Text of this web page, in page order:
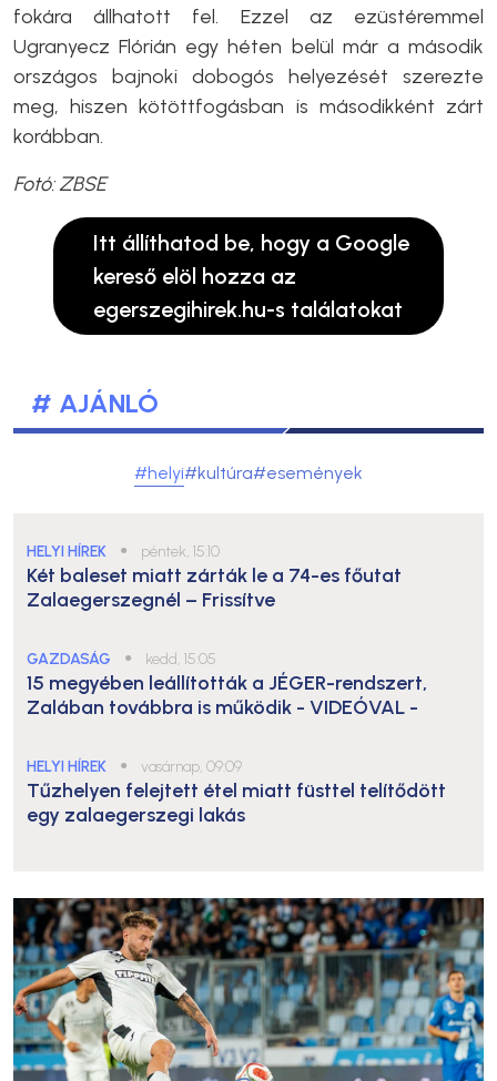
fokára állhatott fel. Ezzel az ezüstéremmel
Ugranyecz Flórián egy héten belül már a második
országos bajnoki dobogós helyezését szerezte
meg, hiszen kötöttfogásban is másodikként zárt
korábban.
Fotó: ZBSE
Itt állíthatod be, hogy a Google
kereső elöl hozza az
egerszegihirek.hu-s találatokat
# AJÁNLÓ
#helyi#kultúra#események
HELYI HÍREK ● péntek, 15:10
Két baleset miatt zárták le a 74-es főutat
Zalaegerszegnél – Frissítve
GAZDASÁG ● kedd, 15:05
15 megyében leállították a JÉGER-rendszert,
Zalában továbbra is működik - VIDEÓVAL -
HELYI HÍREK ● vasárnap, 09:09
Tűzhelyen felejtett étel miatt füsttel telítődött
egy zalaegerszegi lakás